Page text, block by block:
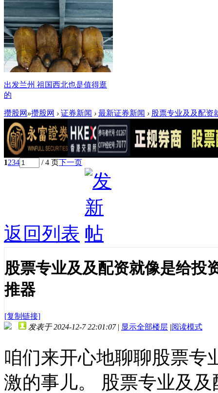
出发兰州 祖国西北也是值得逛
的
攒股网 »攒股网 › 证券新闻 › 最新证券新闻 › 股票专业及及配资
1234 / 4 页下一页
返回列表
股票专业及及配资就像是给投
推器
[复制链接]
发表于 2024-12-7 22:01:07 | 显示全部楼层 |阅读模式
咱们来开心地聊聊股票专
激的事儿。 股票专业及